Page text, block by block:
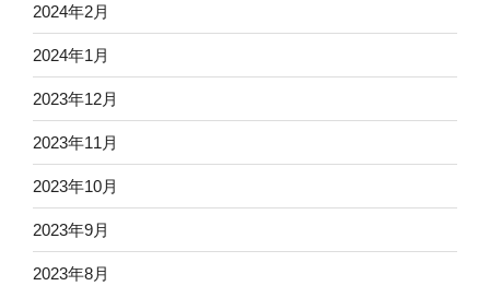
2024年2月
2024年1月
2023年12月
2023年11月
2023年10月
2023年9月
2023年8月